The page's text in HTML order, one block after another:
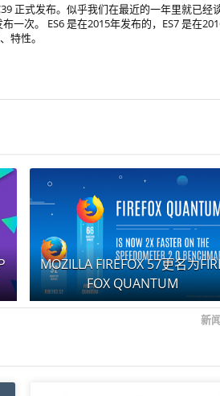
正式发布。似乎我们在最近的一年里就已经
一次。 ES6 是在2015年发布的，ES7 是在
特性。
MOZILLA FIREFOX 57更名为
FOX QUANTUM
新